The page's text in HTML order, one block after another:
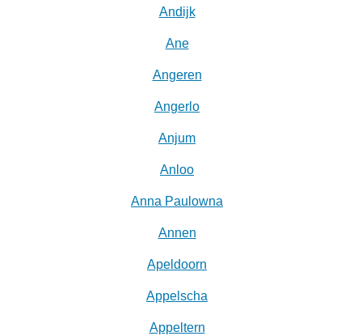
Andijk
Ane
Angeren
Angerlo
Anjum
Anloo
Anna Paulowna
Annen
Apeldoorn
Appelscha
Appeltern